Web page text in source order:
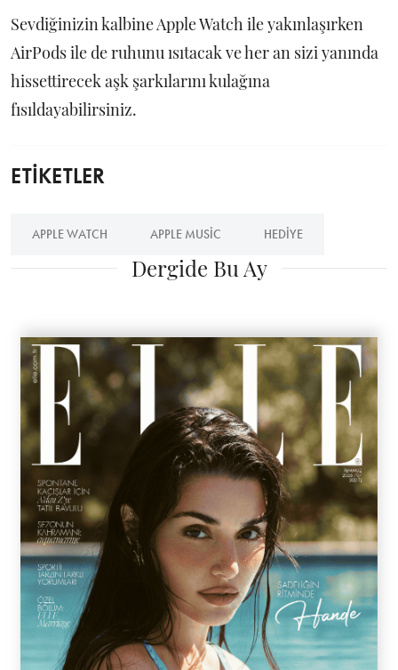
Sevdiğinizin kalbine Apple Watch ile yakınlaşırken
AirPods ile de ruhunu ısıtacak ve her an sizi yanında
hissettirecek aşk şarkılarını kulağına
fısıldayabilirsiniz.
ETİKETLER
APPLE WATCH APPLE MUSIC HEDIYE
Dergide Bu Ay